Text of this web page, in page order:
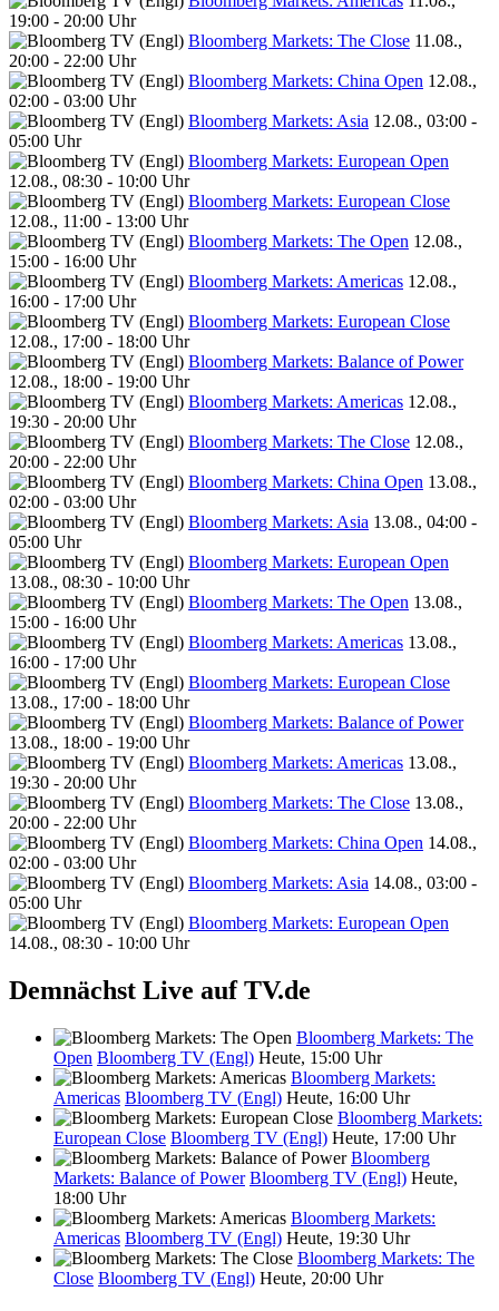
19:00 - 20:00 Uhr
Bloomberg Markets: The Close 11.08.,
20:00 - 22:00 Uhr
Bloomberg Markets: China Open 12.08.,
02:00 - 03:00 Uhr
Bloomberg Markets: Asia 12.08., 03:00 -
05:00 Uhr
Bloomberg Markets: European Open
12.08., 08:30 - 10:00 Uhr
Bloomberg Markets: European Close
12.08., 11:00 - 13:00 Uhr
Bloomberg Markets: The Open 12.08.,
15:00 - 16:00 Uhr
Bloomberg Markets: Americas 12.08.,
16:00 - 17:00 Uhr
Bloomberg Markets: European Close
12.08., 17:00 - 18:00 Uhr
Bloomberg Markets: Balance of Power
12.08., 18:00 - 19:00 Uhr
Bloomberg Markets: Americas 12.08.,
19:30 - 20:00 Uhr
Bloomberg Markets: The Close 12.08.,
20:00 - 22:00 Uhr
Bloomberg Markets: China Open 13.08.,
02:00 - 03:00 Uhr
Bloomberg Markets: Asia 13.08., 04:00 -
05:00 Uhr
Bloomberg Markets: European Open
13.08., 08:30 - 10:00 Uhr
Bloomberg Markets: The Open 13.08.,
15:00 - 16:00 Uhr
Bloomberg Markets: Americas 13.08.,
16:00 - 17:00 Uhr
Bloomberg Markets: European Close
13.08., 17:00 - 18:00 Uhr
Bloomberg Markets: Balance of Power
13.08., 18:00 - 19:00 Uhr
Bloomberg Markets: Americas 13.08.,
19:30 - 20:00 Uhr
Bloomberg Markets: The Close 13.08.,
20:00 - 22:00 Uhr
Bloomberg Markets: China Open 14.08.,
02:00 - 03:00 Uhr
Bloomberg Markets: Asia 14.08., 03:00 -
05:00 Uhr
Bloomberg Markets: European Open
14.08., 08:30 - 10:00 Uhr
Demnächst Live auf TV.de
Bloomberg Markets: The
Open Bloomberg TV (Engl) Heute, 15:00 Uhr
Bloomberg Markets:
Americas Bloomberg TV (Engl) Heute, 16:00 Uhr
Bloomberg Markets:
European Close Bloomberg TV (Engl) Heute, 17:00 Uhr
Bloomberg
Markets: Balance of Power Bloomberg TV (Engl) Heute,
18:00 Uhr
Bloomberg Markets:
Americas Bloomberg TV (Engl) Heute, 19:30 Uhr
Bloomberg Markets: The
Close Bloomberg TV (Engl) Heute, 20:00 Uhr